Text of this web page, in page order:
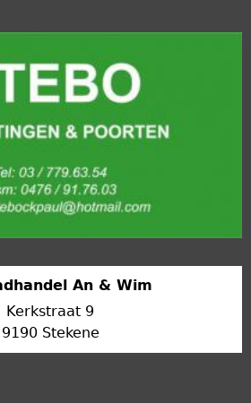
An & Wim
Kerkstraat 9
9190 Stekene